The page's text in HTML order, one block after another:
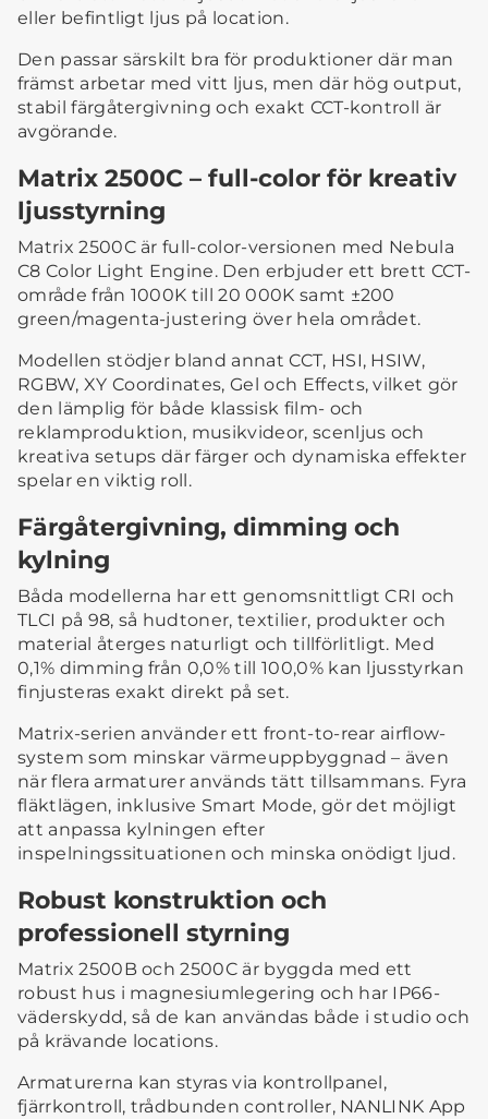
eller befintligt ljus på location.
Den passar särskilt bra för produktioner där man
främst arbetar med vitt ljus, men där hög output,
stabil färgåtergivning och exakt CCT-kontroll är
avgörande.
Matrix 2500C – full-color för kreativ
ljusstyrning
Matrix 2500C är full-color-versionen med Nebula
C8 Color Light Engine. Den erbjuder ett brett CCT-
område från 1000K till 20 000K samt ±200
green/magenta-justering över hela området.
Modellen stödjer bland annat CCT, HSI, HSIW,
RGBW, XY Coordinates, Gel och Effects, vilket gör
den lämplig för både klassisk film- och
reklamproduktion, musikvideor, scenljus och
kreativa setups där färger och dynamiska effekter
spelar en viktig roll.
Färgåtergivning, dimming och
kylning
Båda modellerna har ett genomsnittligt CRI och
TLCI på 98, så hudtoner, textilier, produkter och
material återges naturligt och tillförlitligt. Med
0,1% dimming från 0,0% till 100,0% kan ljusstyrkan
finjusteras exakt direkt på set.
Matrix-serien använder ett front-to-rear airflow-
system som minskar värmeuppbyggnad – även
när flera armaturer används tätt tillsammans. Fyra
fläktlägen, inklusive Smart Mode, gör det möjligt
att anpassa kylningen efter
inspelningssituationen och minska onödigt ljud.
Robust konstruktion och
professionell styrning
Matrix 2500B och 2500C är byggda med ett
robust hus i magnesiumlegering och har IP66-
väderskydd, så de kan användas både i studio och
på krävande locations.
Armaturerna kan styras via kontrollpanel,
fjärrkontroll, trådbunden controller, NANLINK App